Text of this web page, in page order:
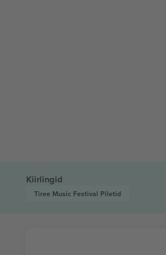
Kiirlingid
Tiree Music Festival Piletid